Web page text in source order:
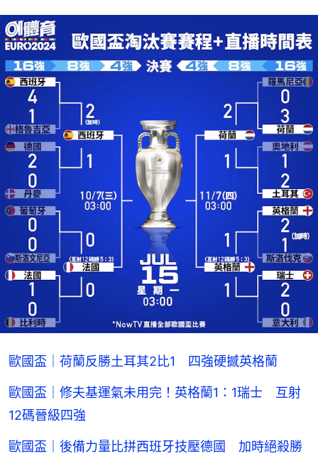
歐國盃｜荷蘭反勝土耳其2比1 四強硬撼英格蘭
歐國盃｜修夫基運氣未用完！英格蘭1：1瑞士 互射
12碼晉級四強
歐國盃｜後備力量比拼西班牙技壓德國 加時絕殺勝